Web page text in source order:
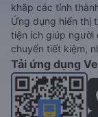
khắp các tỉnh
Ứng dụng hiển thị
tiện ích giúp người
chuyển tiết kiệm,
Tải ứng dụng